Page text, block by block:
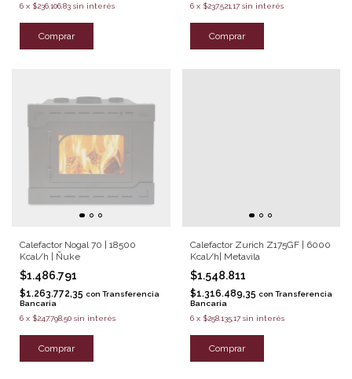
6 x $236.106,83 sin interés
Comprar
6 x $237.521,17 sin interés
Comprar
Calefactor Nogal 70 | 18500
Kcal/h | Ñuke
$1.486.791
$1.263.772,35 con Transferencia
Bancaria
6 x $247.798,50 sin interés
Comprar
Calefactor Zurich Z175GF | 6000
Kcal/h| Metavila
$1.548.811
$1.316.489,35 con Transferencia
Bancaria
6 x $258.135,17 sin interés
Comprar